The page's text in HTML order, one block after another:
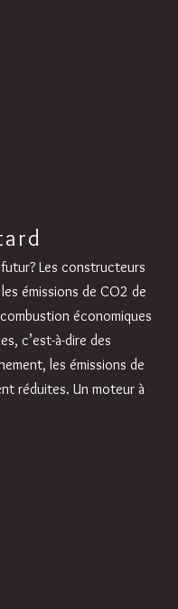
Les constructeurs
émissions de CO2 de
économiques
c’est-à-dire des
les émissions de
réduites. Un moteur à